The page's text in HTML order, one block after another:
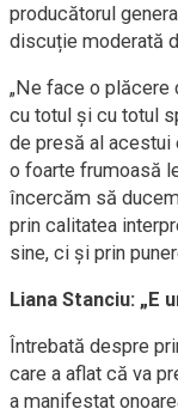
producătorul
discuție moderată
„Ne face o
cu totul și cu totul
de presă al acestui
o foarte frumoasă
încercăm să
prin calitatea
sine, ci și prin
Liana Stanciu: „E
Întrebată despre
care a aflat că va
a manifestat